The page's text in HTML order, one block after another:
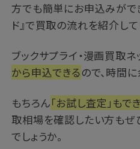
方でも簡単にお申込みがで
ド』で買取の流れを紹介し
ブックサプライ・漫画買取ネ
から申込できるので、時間
もちろん「お試し査定」もで
取相場を確認したい方もぜ
でしょうか。